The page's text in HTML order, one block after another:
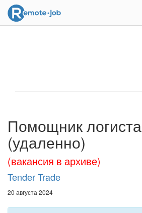
Помощник логиста
(удаленно)
(вакансия в архиве)
Tender Trade
20 августа 2024